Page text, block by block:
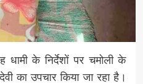
धामी के निर्देशों पर चमोली के
का उपचार किया जा रहा है।